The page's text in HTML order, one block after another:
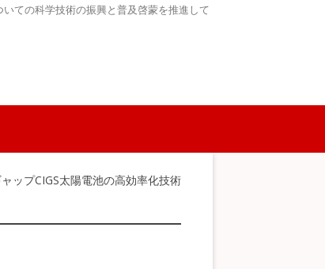
ての科学技術の振興と普及啓蒙を推進して
ップCIGS太陽電池の高効率化技術